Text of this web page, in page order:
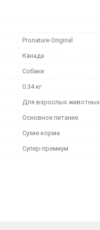
Pronature Original
Канада
Собаки
0.34 кг
Для взрослых животных
Основное питание
Сухие корма
Супер-премиум